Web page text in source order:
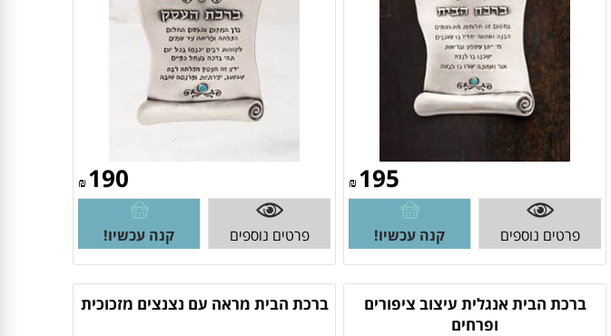
₪195
פרטים נוספים קנה עכשיו!
₪190
פרטים נוספים קנה עכשיו!
ברכת הבית אנגלית עיצוב ציפורים
ופרחים
ברכת הבית מראה עם נצנצים מזכוכית